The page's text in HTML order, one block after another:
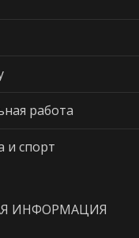
работа
и спорт
ИНФОРМАЦИЯ